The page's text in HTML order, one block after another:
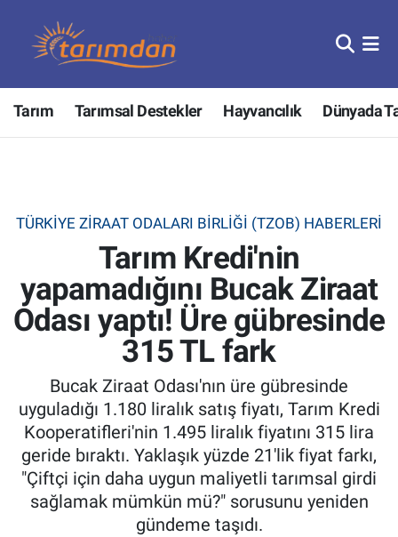
Tarım Tarımsal Destekler Hayvancılık Dünyada
TÜRKIYE ZIRAAT ODALARI BIRLIĞI (TZOB) HABERLERI
Tarım Kredi'nin
yapamadığını Bucak Ziraat
Odası yaptı! Üre gübresinde
315 TL fark
Bucak Ziraat Odası'nın üre gübresinde
uyguladığı 1.180 liralık satış fiyatı, Tarım Kredi
Kooperatifleri'nin 1.495 liralık fiyatını 315 lira
geride bıraktı. Yaklaşık yüzde 21'lik fiyat farkı,
"Çiftçi için daha uygun maliyetli tarımsal girdi
sağlamak mümkün mü?" sorusunu yeniden
gündeme taşıdı.
Tarım
Hayvancılık
Tarımsal Destekler
Tarım Bakanlığı
Tarım Kredi Kooperatifleri
Pankobirlik
Et fiyatları
Tarım Bilgisi
Nöbetçi Eczaneler
Hava Durumu
Tüm Manşetler
Son Dakika Haberleri
Haber Arşivi